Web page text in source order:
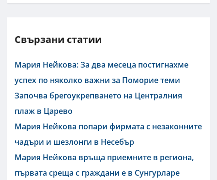
Свързани статии
Мария Нейкова: За два месеца постигнахме
успех по няколко важни за Поморие теми
Започва брегоукрепването на Централния
плаж в Царево
Мария Нейкова попари фирмата с незаконните
чадъри и шезлонги в Несебър
Мария Нейкова връща приемните в региона,
първата среща с граждани е в Сунгурларе